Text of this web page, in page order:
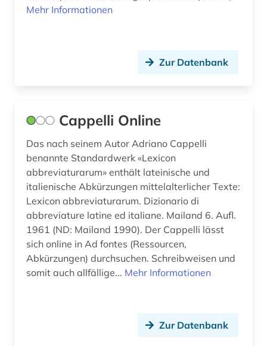
Mehr Informationen
Zur Datenbank
Cappelli Online
Das nach seinem Autor Adriano Cappelli
benannte Standardwerk «Lexicon
abbreviaturarum» enthält lateinische und
italienische Abkürzungen mittelalterlicher Texte:
Lexicon abbreviaturarum. Dizionario di
abbreviature latine ed italiane. Mailand 6. Aufl.
1961 (ND: Mailand 1990). Der Cappelli lässt
sich online in Ad fontes (Ressourcen,
Abkürzungen) durchsuchen. Schreibweisen und
somit auch allfällige... Mehr Informationen
Zur Datenbank